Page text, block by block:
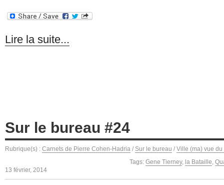
Lire la suite...
Sur le bureau #24
Rubrique(s) : Carnets de Pierre Cohen-Hadria / Sur le bureau / Ville (ma) vue du
Tags: Gene Tierney, la Bataille,
13 février, 2014